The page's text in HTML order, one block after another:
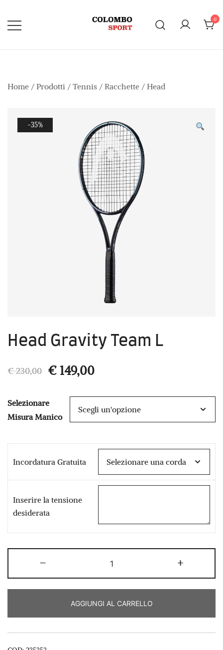
contenuto
0
Home / Prodotti / Tennis / Racchette / Head
-35%
Head Gravity Team L
€230,00 Il
originale
€ 230,00.
€ 149,00Il
attuale
€ 149,00.
Selezionare
Misura Manico
Incordatura Gratuita
Inserire la tensione
desiderata
-
Gravity
Team
quantità
+
AGGIUNGI AL CARRELLO